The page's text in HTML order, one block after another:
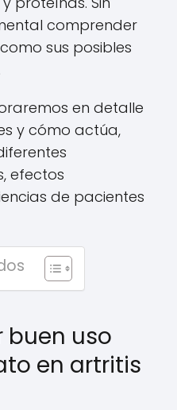
comprender
sus posibles
en detalle
y cómo actúa,
efectos
de pacientes
buen uso
en artritis